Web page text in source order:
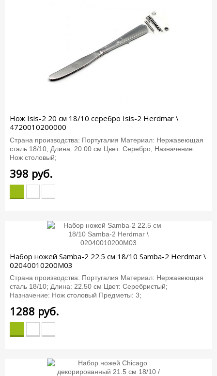
Нож Isis-2 20 см 18/10 серебро Isis-2 Herdmar \
4720010200000
Страна производства: Португалия Материал: Нержавеющая
сталь 18/10; Длина: 20.00 см Цвет: Серебро; Назначение:
Нож столовый;
398 руб.
Набор ножей Samba-2 22.5 см 18/10 Samba-2 Herdmar \
02040010200M03
Страна производства: Португалия Материал: Нержавеющая
сталь 18/10; Длина: 22.50 см Цвет: Серебристый;
Назначение: Нож столовый Предметы: 3;
1288 руб.